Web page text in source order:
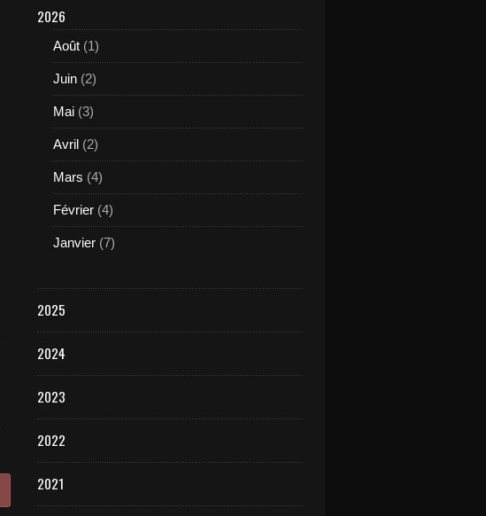
2026
Août (1)
Juin (2)
Mai (3)
Avril (2)
Mars (4)
Février (4)
Janvier (7)
2025
2024
2023
2022
2021